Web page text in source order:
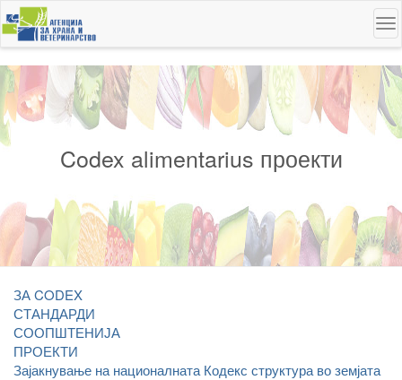
Skip
to
main
content
Codex alimentarius проекти
ЗА CODEX
СТАНДАРДИ
СООПШТЕНИЈА
ПРОЕКТИ
Зајакнување на националната Кодекс структура во земјата